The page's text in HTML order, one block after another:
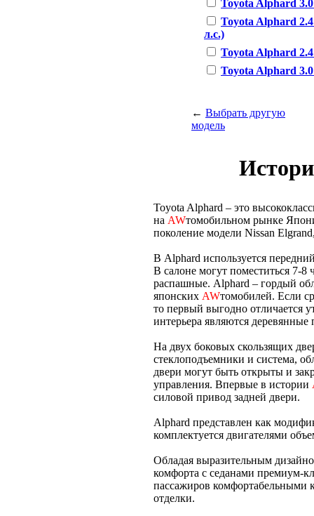
Toyota Alphard
Toyota Alphard
л.с.)
Toyota Alphard
Toyota Alphard
← Выбрать другую
модель
Toyota Alphard – это
на AWтомобильном рынке
поколение модели Nissan
В Alphard используется
В салоне могут поместиться 7-8
распашные. Alphard – гордый
японских AWтомобилей. Если
то первый выгодно отличается
интерьера являются деревянные
На двух боковых скользящих
стеклоподъемники и система,
двери могут быть открыты и
управления. Впервые в истории
силовой привод задней двери.
Alphard представлен как
комплектуется двигателями
Обладая выразительным
комфорта с седанами премиум-
пассажиров комфортабельными
отделки.